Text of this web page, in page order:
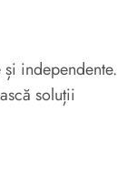
independente.
soluții